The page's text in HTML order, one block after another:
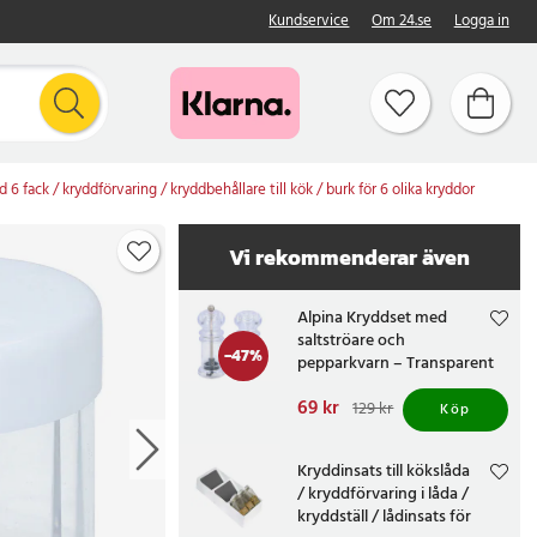
Kundservice Om 24.se Logga in
6 fack / kryddförvaring / kryddbehållare till kök / burk för 6 olika kryddor
Vi rekommenderar även
-47%
Alpina Kryddset med
saltströare och
pepparkvarn – Transparent
Nuvarande pris
Tidigare pris 129 kr
69 kr 129 kr Köp
Kryddinsats till kökslåda
/ kryddförvaring i låda /
kryddställ / lådinsats för